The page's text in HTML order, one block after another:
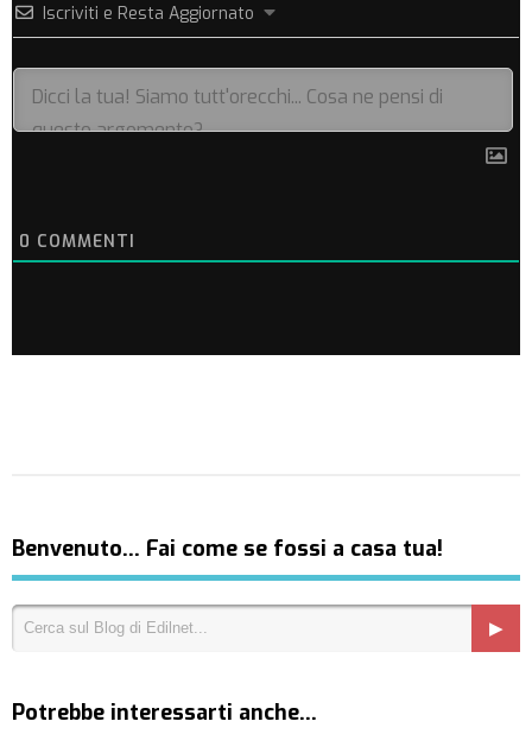
Iscriviti e Resta Aggiornato
0 COMMENTI
Benvenuto… Fai come se fossi a casa tua!
Potrebbe interessarti anche…